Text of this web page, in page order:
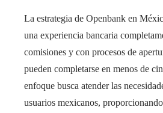
La estrategia de Openbank en
una experiencia bancaria
comisiones y con procesos de
pueden completarse en menos de
enfoque busca atender las
usuarios mexicanos,